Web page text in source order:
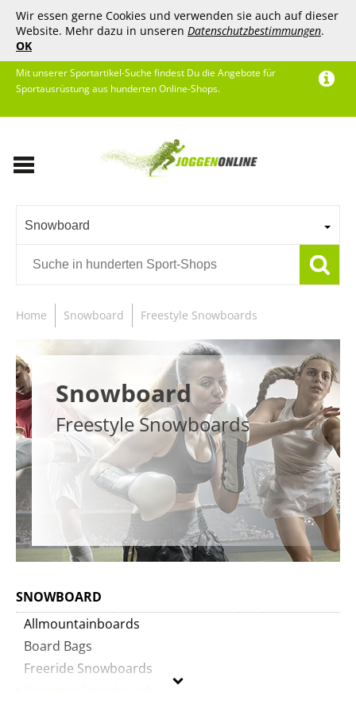
Wir essen gerne Cookies und verwenden sie auch auf dieser
Website. Mehr dazu in unseren Datenschutzbestimmungen.
OK
Mit unserer Sportartikel-Suche findest Du die Angebote für
Sportausrüstung aus hunderten Online-Shops.
Snowboard
Home Snowboard Freestyle Snowboards
Snowboard
Freestyle Snowboards
SNOWBOARD
Allmountainboards
Board Bags
Freeride Snowboards